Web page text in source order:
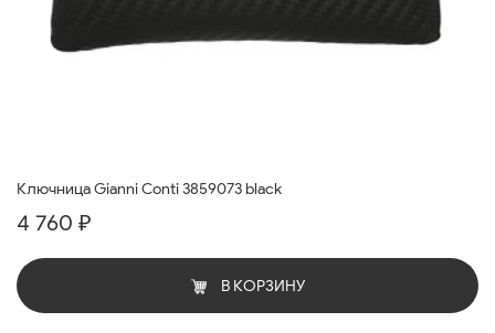
Ключница Gianni Conti 3859073 black
4 760 ₽
В КОРЗИНУ